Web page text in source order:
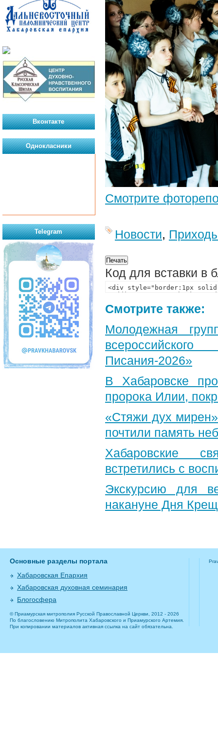
Смотрите
Новости,
Код для вставки в
Смотрите также:
Молодежная
Писания-2026»
В Хабаровске
пророка Илии,
«Стяжи дух
почтили память
Хабаровские
встретились с
Экскурсию для
накануне Дня
Вконтакте
Однокласники
Telegram
Основные разделы портала
Хабаровская Епархия
Хабаровская духовная семинария
Блогосфера
© Приамурская митрополия Русской Православной Церкви, 2012 - 2026
По благословению Митрополита Хабаровского и Приамурского Артемия.
При копировании материалов активная ссылка на сайт обязательна.